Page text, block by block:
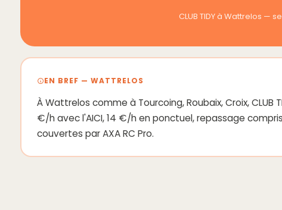
CLUB TIDY à Wattrelos —
EN BREF — WATTRELOS
À Wattrelos comme à Tourcoing, Roubaix, Croix, CLUB
€/h avec l'AICI, 14 €/h en ponctuel, repassage
couvertes par AXA RC Pro.